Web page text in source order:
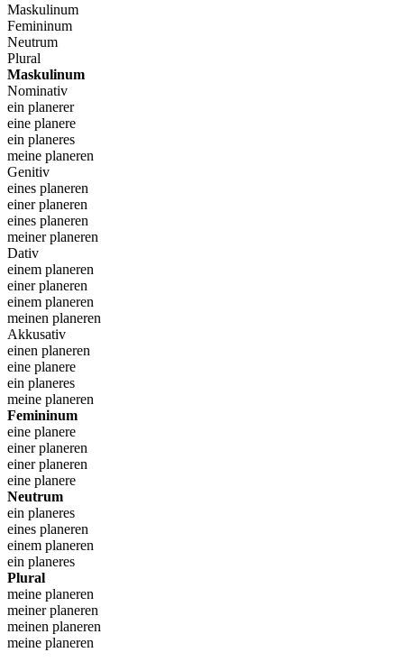
Maskulinum
Femininum
Neutrum
Plural
Maskulinum
Nominativ
ein planerer
eine planere
ein planeres
meine planeren
Genitiv
eines planeren
einer planeren
eines planeren
meiner planeren
Dativ
einem planeren
einer planeren
einem planeren
meinen planeren
Akkusativ
einen planeren
eine planere
ein planeres
meine planeren
Femininum
eine planere
einer planeren
einer planeren
eine planere
Neutrum
ein planeres
eines planeren
einem planeren
ein planeres
Plural
meine planeren
meiner planeren
meinen planeren
meine planeren